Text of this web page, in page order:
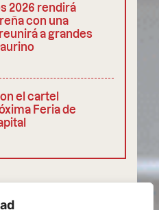
2026 rendirá
con una
a grandes
el cartel
Feria de